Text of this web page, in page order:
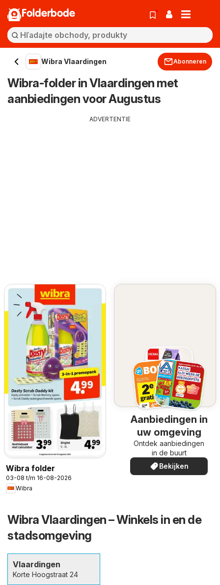
Folderbode
Wibra Vlaardingen Abonneren
Wibra-folder in Vlaardingen met
aanbiedingen voor Augustus
ADVERTENTIE
Wibra folder
03-08 t/m 16-08-2026
Wibra
Aanbiedingen in
uw omgeving
Ontdek aanbiedingen
in de buurt
Bekijken
Wibra Vlaardingen – Winkels in en de
stadsomgeving
Vlaardingen
Korte Hoogstraat 24